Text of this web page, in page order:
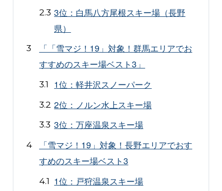
3位：白馬八方尾根スキー場（長野
県）
「「雪マジ！19」対象！群馬エリアでお
すすめのスキー場ベスト3」
1位：軽井沢スノーパーク
2位：ノルン水上スキー場
3位：万座温泉スキー場
「雪マジ！19」対象！長野エリアでおす
すめのスキー場ベスト3
1位：戸狩温泉スキー場